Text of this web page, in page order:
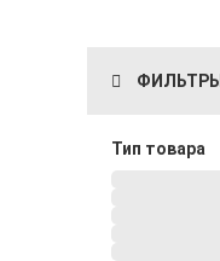
ФИЛЬТРЫ
Тип товара